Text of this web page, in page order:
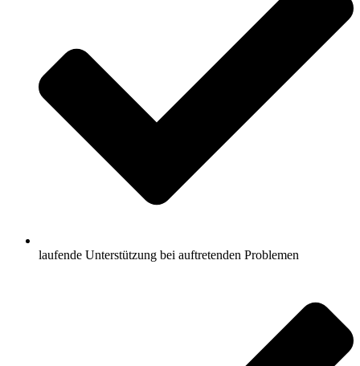
laufende Unterstützung bei auftretenden Problemen